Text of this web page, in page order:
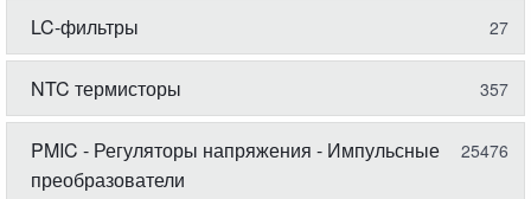
LC-фильтры 27
NTC термисторы 357
PMIC - Регуляторы напряжения - Импульсные
преобразователи
25476